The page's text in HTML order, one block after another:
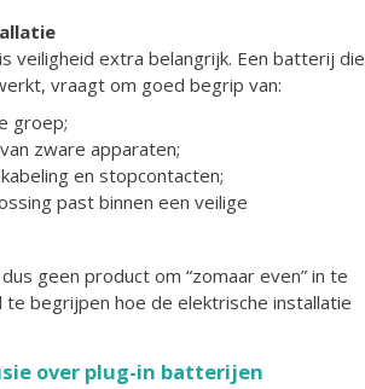
veiligheid extra belangrijk. Een batterij die
vraagt om goed begrip van:
groep;
zware apparaten;
en stopcontacten;
past binnen een veilige
geen product om “zomaar even” in te
begrijpen hoe de elektrische installatie
over plug-in batterijen